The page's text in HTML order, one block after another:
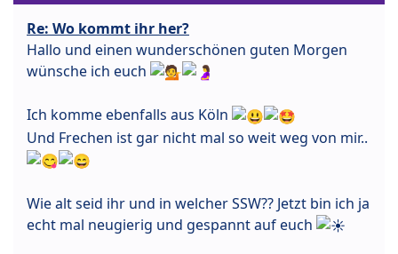
Re: Wo kommt ihr her?
Hallo und einen wunderschönen guten Morgen
wünsche ich euch
Ich komme ebenfalls aus Köln
Und Frechen ist gar nicht mal so weit weg von mir..
Wie alt seid ihr und in welcher SSW?? Jetzt bin ich ja
echt mal neugierig und gespannt auf euch